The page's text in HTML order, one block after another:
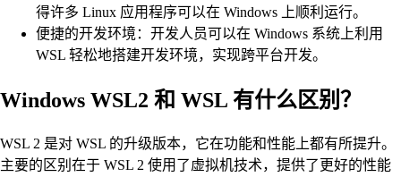
得许多 Linux 应用程序可以在 Windows 上顺利运行。
便捷的开发环境：开发人员可以在 Windows 系统上利用
WSL 轻松地搭建开发环境，实现跨平台开发。
Windows WSL2 和 WSL 有什么区别？
WSL 2 是对 WSL 的升级版本，它在功能和性能上都有所提升。
主要的区别在于 WSL 2 使用了虚拟机技术，提供了更好的性能